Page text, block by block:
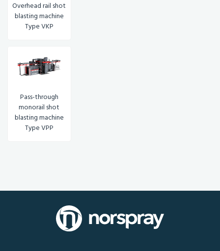
Overhead rail shot
blasting machine
Type VKP
Pass-through
monorail shot
blasting machine
Type VPP